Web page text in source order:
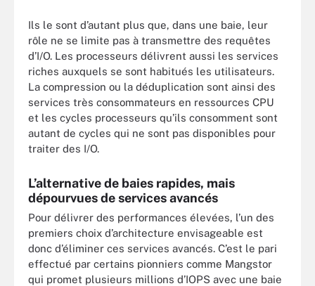
Ils le sont d’autant plus que, dans une baie, leur
rôle ne se limite pas à transmettre des requêtes
d’I/O. Les processeurs délivrent aussi les services
riches auxquels se sont habitués les utilisateurs.
La compression ou la déduplication sont ainsi des
services très consommateurs en ressources CPU
et les cycles processeurs qu’ils consomment sont
autant de cycles qui ne sont pas disponibles pour
traiter des I/O.
L’alternative de baies rapides, mais
dépourvues de services avancés
Pour délivrer des performances élevées, l’un des
premiers choix d’architecture envisageable est
donc d’éliminer ces services avancés. C’est le pari
effectué par certains pionniers comme Mangstor
qui promet plusieurs millions d’IOPS avec une baie